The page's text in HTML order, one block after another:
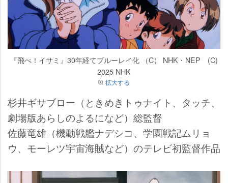
『飛べ！イサミ』30年経てブルーレイ化 （C） NHK・NEP (C)
2025 NHK
拡大する
杉井ギサブロー（ときめきトゥナイト、タッチ、
劇場版あらしのよるになど）総監督
佐藤竜雄（機動戦艦ナデシコ、学園戦記ムリョ
ウ、モーレツ宇宙海賊など）のテレビ初監督作品